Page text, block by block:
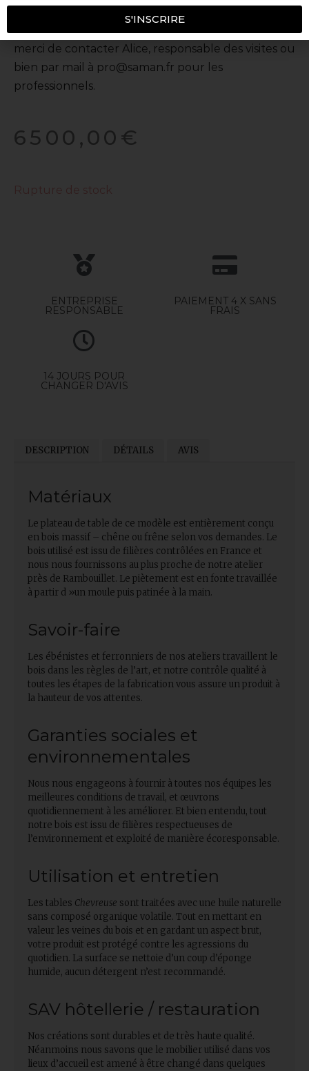
merci de contacter Alice, responsable des visites ou
bien par mail à pro@saman.fr pour les
professionnels.
6500,00 €
ENTREPRISE
RESPONSABLE
PAIEMENT 4 X SANS
FRAIS
14 JOURS POUR
CHANGER D'AVIS
DESCRIPTION DÉTAILS AVIS
Matériaux
Le plateau de table de ce modèle est entièrement conçu
en bois massif – chêne ou frêne selon vos demandes. Le
bois utilisé est issu de filières contrôlées en France et
nous nous fournissons au plus proche de notre atelier
près de Rambouillet. Le piètement est en fonte travaillée
à partir d »un moule puis patinée à la main.
Savoir-faire
Les ébénistes et ferronniers de nos ateliers travaillent le
bois dans les règles de l’art, et notre contrôle qualité à
toutes les étapes de la fabrication vous assure un produit à
la hauteur de vos attentes.
Garanties sociales et
environnementales
Nous nous engageons à fournir à toutes nos équipes les
meilleures conditions de travail, et œuvrons
quotidiennement à les améliorer. Et bien entendu, tout
notre bois est issu de filières respectueuses de
l’environnement et exploité de manière écoresponsable.
Utilisation et entretien
Les tables Chevreuse sont traitées avec une huile naturelle
sans composé organique volatile. Tout en mettant en
valeur les veines du bois et en gardant un aspect brut,
votre produit est protégé contre les agressions du
quotidien. La surface se nettoie d’un coup d’éponge
humide, aucun détergent n’est recommandé.
SAV hôtellerie / restauration
Nos créations sont durables et de très haute qualité.
Néanmoins nous savons que le mobilier utilisé dans vos
lieux d’accueil est amené à être changé dans quelques
S'INSCRIRE